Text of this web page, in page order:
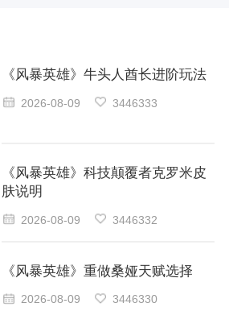
《风暴英雄》牛头人酋长进阶玩法
2026-08-09 3446333
《风暴英雄》科技颠覆者克罗米皮
肤说明
2026-08-09 3446332
《风暴英雄》重做桑娅天赋选择
2026-08-09 3446330